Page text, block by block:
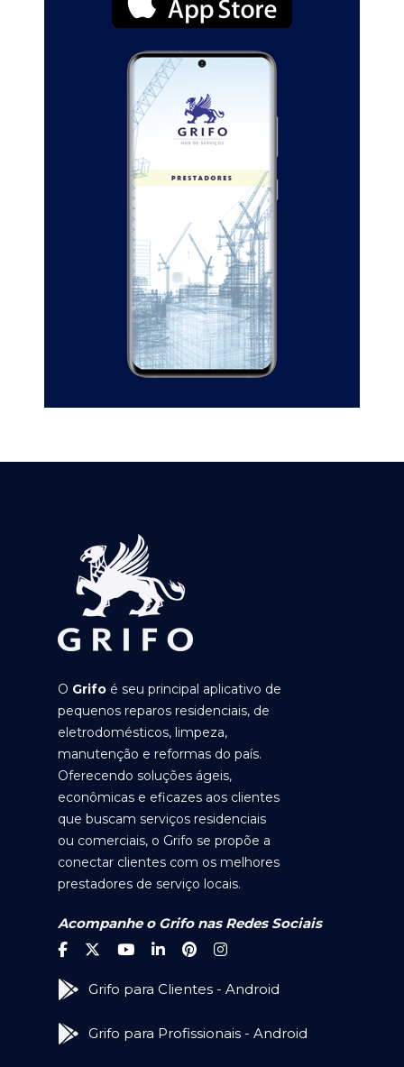
O Grifo é seu principal aplicativo de
pequenos reparos residenciais, de
eletrodomésticos, limpeza,
manutenção e reformas do país.
Oferecendo soluções ágeis,
econômicas e eficazes aos clientes
que buscam serviços residenciais
ou comerciais, o Grifo se propõe a
conectar clientes com os melhores
prestadores de serviço locais.
Acompanhe o Grifo nas Redes Sociais
Grifo para Clientes - Android
Grifo para Profissionais - Android